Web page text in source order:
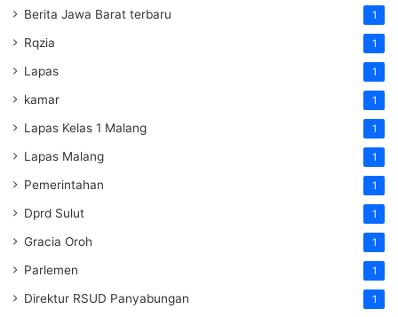
Berita Jawa Barat terbaru 1
Rqzia 1
Lapas 1
kamar 1
Lapas Kelas 1 Malang 1
Lapas Malang 1
Pemerintahan 1
Dprd Sulut 1
Gracia Oroh 1
Parlemen 1
Direktur RSUD Panyabungan 1